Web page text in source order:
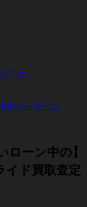
イナ
2007～16年式
ローン中の】
イド買取査定